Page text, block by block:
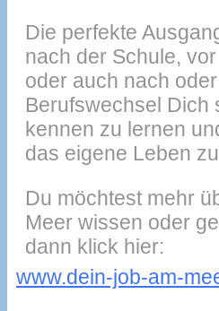
Die perfekte
nach der Schule,
oder auch nach
Berufswechsel Dich
kennen zu lernen
das eigene Leben
Du möchtest mehr
Meer wissen oder
dann klick hier:
www.dein-job-am-